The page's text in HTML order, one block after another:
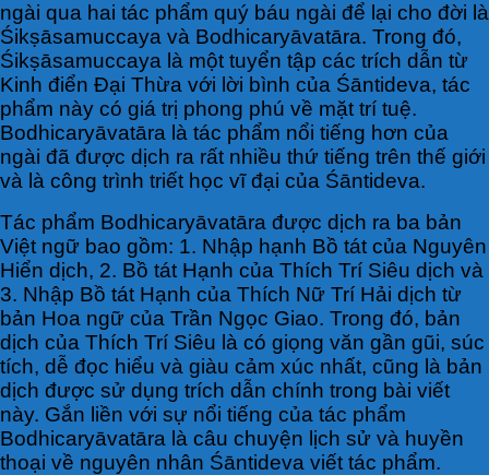
ngài qua hai tác phẩm quý báu ngài để lại cho đời là
Śikṣāsamuccaya và Bodhicaryāvatāra. Trong đó,
Śikṣāsamuccaya là một tuyển tập các trích dẫn từ
Kinh điển Đại Thừa với lời bình của Śāntideva, tác
phẩm này có giá trị phong phú về mặt trí tuệ.
Bodhicaryāvatāra là tác phẩm nổi tiếng hơn của
ngài đã được dịch ra rất nhiều thứ tiếng trên thế giới
và là công trình triết học vĩ đại của Śāntideva.
Tác phẩm Bodhicaryāvatāra được dịch ra ba bản
Việt ngữ bao gồm: 1. Nhập hạnh Bồ tát của Nguyên
Hiển dịch, 2. Bồ tát Hạnh của Thích Trí Siêu dịch và
3. Nhập Bồ tát Hạnh của Thích Nữ Trí Hải dịch từ
bản Hoa ngữ của Trần Ngọc Giao. Trong đó, bản
dịch của Thích Trí Siêu là có giọng văn gần gũi, súc
tích, dễ đọc hiểu và giàu cảm xúc nhất, cũng là bản
dịch được sử dụng trích dẫn chính trong bài viết
này. Gắn liền với sự nổi tiếng của tác phẩm
Bodhicaryāvatāra là câu chuyện lịch sử và huyền
thoại về nguyên nhân Śāntideva viết tác phẩm.